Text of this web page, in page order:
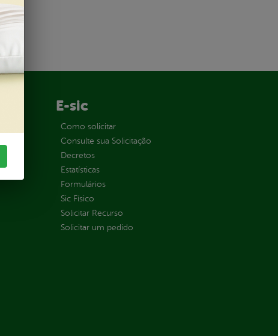
E-sic
Como solicitar
Consulte sua Solicitação
Decretos
Estatísticas
Formulários
Sic Físico
Solicitar Recurso
Solicitar um pedido